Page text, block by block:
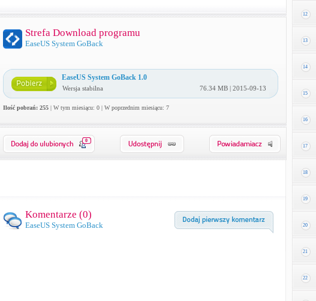
Strefa Download programu
EaseUS System GoBack
EaseUS System GoBack 1.0
Wersja stabilna 76.34 MB | 2015-09-13
Ilość pobrań: 255| W tym miesiącu: 0 | W poprzednim miesiącu: 7
0
Komentarze (0)
EaseUS System GoBack
12
13
14
15
16
17
18
19
20
21
22